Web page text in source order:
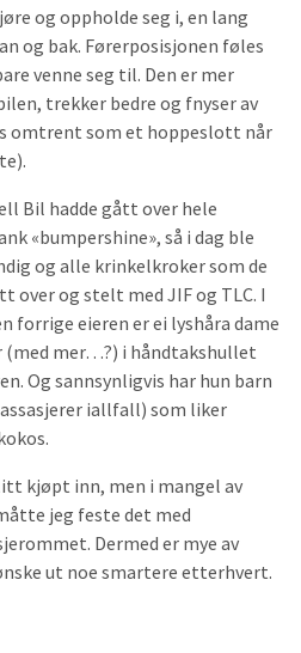
og oppholde seg i, en lang
og bak. Førerposisjonen føles
venne seg til. Den er mer
trekker bedre og fnyser av
omtrent som et hoppeslott når
Bil hadde gått over hele
«bumpershine», så i dag ble
og alle krinkelkroker som de
over og stelt med JIF og TLC. I
forrige eieren er ei lyshåra dame
(med mer…?) i håndtakshullet
Og sannsynligvis har hun barn
iallfall) som liker
kjøpt inn, men i mangel av
jeg feste det med
Dermed er mye av
ut noe smartere etterhvert.